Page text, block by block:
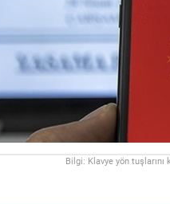
Bilgi: Klavye yön